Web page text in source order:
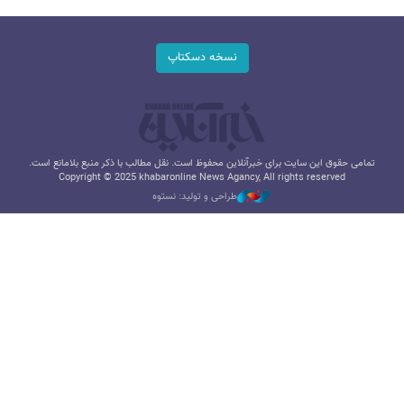
نسخه دسکتاپ
تمامی حقوق این سایت برای خبرآنلاین محفوظ است. نقل مطالب با ذکر منبع بلامانع است.
Copyright © 2025 khabaronline News Agancy, All rights reserved
طراحی و تولید: نستوه